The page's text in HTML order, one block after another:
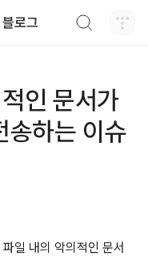
로그
인 문서가
하는 이슈
파일 내의 악의적인 문서